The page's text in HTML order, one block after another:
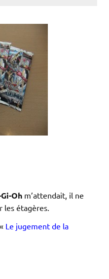
Oh m’attendait, il ne
les étagères.
Le jugement de la